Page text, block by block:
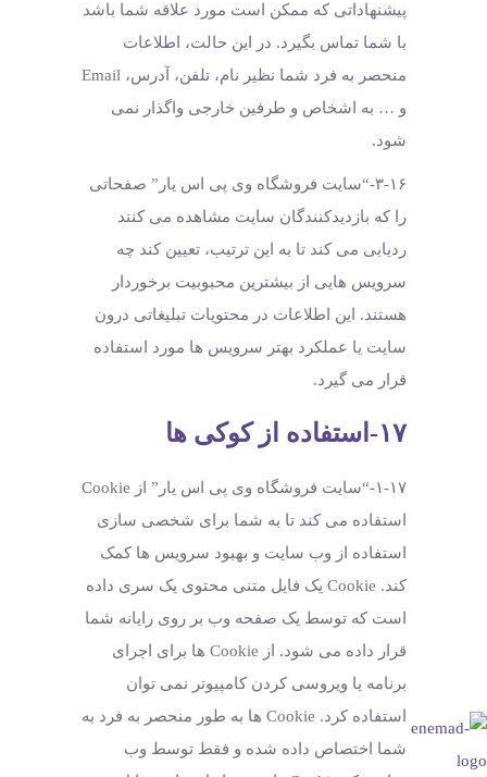
پیشنهاداتی که ممکن است مورد علاقه شما باشد
با شما تماس بگیرد. در این حالت، اطلاعات
منحصر به فرد شما نظیر نام، تلفن، آدرس، Email
و … به اشخاص و طرفین خارجی واگذار نمی
شود.
۳-۱۶-“سایت فروشگاه وی پی اس یار” صفحاتی
را که بازدیدکنندگان سایت مشاهده می کنند
ردیابی می کند تا به این ترتیب، تعیین کند چه
سرویس هایی از بیشترین محبوبیت برخوردار
هستند. این اطلاعات در محتویات تبلیغاتی درون
سایت یا عملکرد بهتر سرویس ها مورد استفاده
قرار می گیرد.
۱۷-استفاده از کوکی ها
۱-۱۷-“سایت فروشگاه وی پی اس یار” از Cookie
استفاده می کند تا به شما برای شخصی سازی
استفاده از وب سایت و بهبود سرویس ها کمک
کند. Cookie یک فایل متنی محتوی یک سری داده
است که توسط یک صفحه وب بر روی رایانه شما
قرار داده می شود. از Cookie ها برای اجرای
برنامه یا ویروسی کردن کامپیوتر نمی توان
استفاده کرد. Cookie ها به طور منحصر به فرد به
شما اختصاص داده شده و فقط توسط وب